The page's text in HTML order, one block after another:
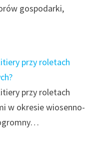
gospodarki,
przy roletach
przy roletach
w okresie wiosenno-